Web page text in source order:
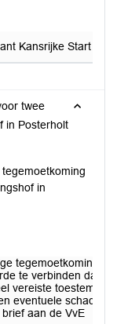
Kansrijke Start
twee
in Posterholt
in
tegemoetkoming
te verbinden dat
vereiste
eventuele schade
aan de VvE